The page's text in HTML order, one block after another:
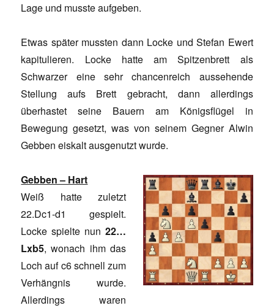
Lage und musste aufgeben.
Etwas später mussten dann Locke und Stefan Ewert
kapitulieren. Locke hatte am Spitzenbrett als
Schwarzer eine sehr chancenreich aussehende
Stellung aufs Brett gebracht, dann allerdings
überhastet seine Bauern am Königsflügel in
Bewegung gesetzt, was von seinem Gegner Alwin
Gebben eiskalt ausgenutzt wurde.
Gebben – Hart
Weiß hatte zuletzt
22.Dc1-d1 gespielt.
Locke spielte nun 22…
Lxb5, wonach ihm das
Loch auf c6 schnell zum
Verhängnis wurde.
Allerdings waren